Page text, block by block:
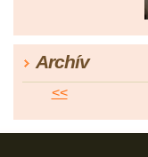
Archív
<<